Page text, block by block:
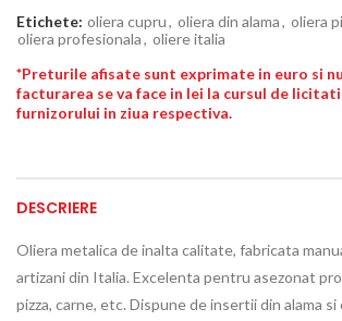
Etichete: oliera cupru, oliera din alama, oliera
oliera profesionala, oliere italia
*Preturile afisate sunt exprimate in euro si
facturarea se va face in lei la cursul de
furnizorului in ziua respectiva.
DESCRIERE
Oliera metalica de inalta calitate, fabricata
artizani din Italia. Excelenta pentru asezonat
pizza, carne, etc. Dispune de insertii din alama si